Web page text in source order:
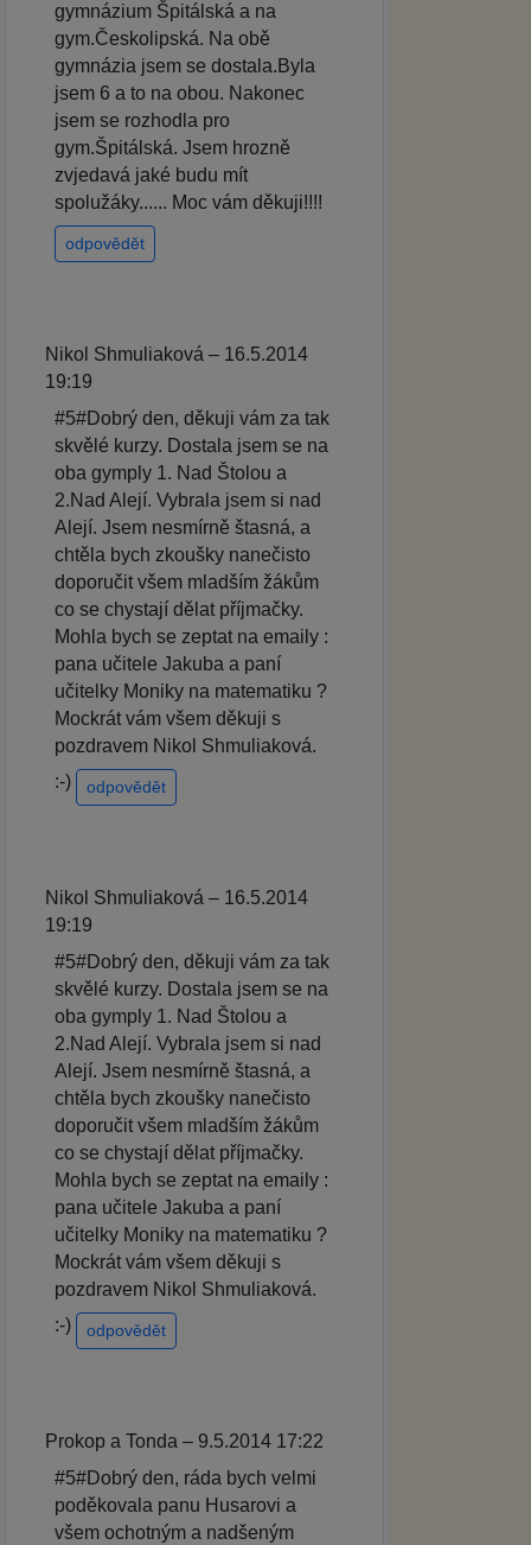
gymnázium Špitálská a na
gym.Českolipská. Na obě
gymnázia jsem se dostala.Byla
jsem 6 a to na obou. Nakonec
jsem se rozhodla pro
gym.Špitálská. Jsem hrozně
zvjedavá jaké budu mít
spolužáky...... Moc vám děkuji!!!!
odpovědět
Nikol Shmuliaková – 16.5.2014
19:19
#5#Dobrý den, děkuji vám za tak
skvělé kurzy. Dostala jsem se na
oba gymply 1. Nad Štolou a
2.Nad Alejí. Vybrala jsem si nad
Alejí. Jsem nesmírně štasná, a
chtěla bych zkoušky nanečisto
doporučit všem mladším žákům
co se chystají dělat příjmačky.
Mohla bych se zeptat na emaily :
pana učitele Jakuba a paní
učitelky Moniky na matematiku ?
Mockrát vám všem děkuji s
pozdravem Nikol Shmuliaková.
:-)
odpovědět
Nikol Shmuliaková – 16.5.2014
19:19
#5#Dobrý den, děkuji vám za tak
skvělé kurzy. Dostala jsem se na
oba gymply 1. Nad Štolou a
2.Nad Alejí. Vybrala jsem si nad
Alejí. Jsem nesmírně štasná, a
chtěla bych zkoušky nanečisto
doporučit všem mladším žákům
co se chystají dělat příjmačky.
Mohla bych se zeptat na emaily :
pana učitele Jakuba a paní
učitelky Moniky na matematiku ?
Mockrát vám všem děkuji s
pozdravem Nikol Shmuliaková.
:-)
odpovědět
Prokop a Tonda – 9.5.2014 17:22
#5#Dobrý den, ráda bych velmi
poděkovala panu Husarovi a
všem ochotným a nadšeným